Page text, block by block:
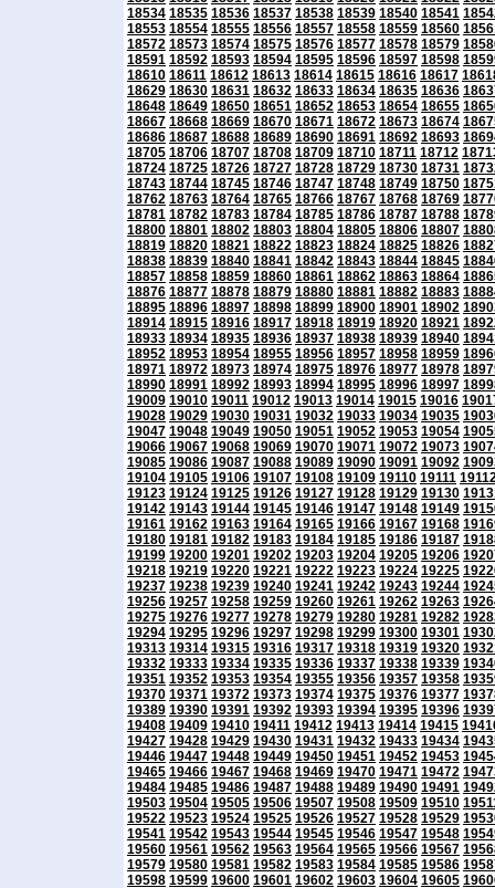
18534 18535 18536 18537 18538 18539 18540 18541
18553 18554 18555 18556 18557 18558 18559 18560
18572 18573 18574 18575 18576 18577 18578 18579
18591 18592 18593 18594 18595 18596 18597 18598
18610 18611 18612 18613 18614 18615 18616 18617
18629 18630 18631 18632 18633 18634 18635 18636
18648 18649 18650 18651 18652 18653 18654 18655
18667 18668 18669 18670 18671 18672 18673 18674
18686 18687 18688 18689 18690 18691 18692 18693
18705 18706 18707 18708 18709 18710 18711 18712
18724 18725 18726 18727 18728 18729 18730 18731
18743 18744 18745 18746 18747 18748 18749 18750
18762 18763 18764 18765 18766 18767 18768 18769
18781 18782 18783 18784 18785 18786 18787 18788
18800 18801 18802 18803 18804 18805 18806 18807
18819 18820 18821 18822 18823 18824 18825 18826
18838 18839 18840 18841 18842 18843 18844 18845
18857 18858 18859 18860 18861 18862 18863 18864
18876 18877 18878 18879 18880 18881 18882 18883
18895 18896 18897 18898 18899 18900 18901 18902
18914 18915 18916 18917 18918 18919 18920 18921
18933 18934 18935 18936 18937 18938 18939 18940
18952 18953 18954 18955 18956 18957 18958 18959
18971 18972 18973 18974 18975 18976 18977 18978
18990 18991 18992 18993 18994 18995 18996 18997
19009 19010 19011 19012 19013 19014 19015 19016
19028 19029 19030 19031 19032 19033 19034 19035
19047 19048 19049 19050 19051 19052 19053 19054
19066 19067 19068 19069 19070 19071 19072 19073
19085 19086 19087 19088 19089 19090 19091 19092
19104 19105 19106 19107 19108 19109 19110 19111
19123 19124 19125 19126 19127 19128 19129 19130
19142 19143 19144 19145 19146 19147 19148 19149
19161 19162 19163 19164 19165 19166 19167 19168
19180 19181 19182 19183 19184 19185 19186 19187
19199 19200 19201 19202 19203 19204 19205 19206
19218 19219 19220 19221 19222 19223 19224 19225
19237 19238 19239 19240 19241 19242 19243 19244
19256 19257 19258 19259 19260 19261 19262 19263
19275 19276 19277 19278 19279 19280 19281 19282
19294 19295 19296 19297 19298 19299 19300 19301
19313 19314 19315 19316 19317 19318 19319 19320
19332 19333 19334 19335 19336 19337 19338 19339
19351 19352 19353 19354 19355 19356 19357 19358
19370 19371 19372 19373 19374 19375 19376 19377
19389 19390 19391 19392 19393 19394 19395 19396
19408 19409 19410 19411 19412 19413 19414 19415
19427 19428 19429 19430 19431 19432 19433 19434
19446 19447 19448 19449 19450 19451 19452 19453
19465 19466 19467 19468 19469 19470 19471 19472
19484 19485 19486 19487 19488 19489 19490 19491
19503 19504 19505 19506 19507 19508 19509 19510
19522 19523 19524 19525 19526 19527 19528 19529
19541 19542 19543 19544 19545 19546 19547 19548
19560 19561 19562 19563 19564 19565 19566 19567
19579 19580 19581 19582 19583 19584 19585 19586
19598 19599 19600 19601 19602 19603 19604 19605